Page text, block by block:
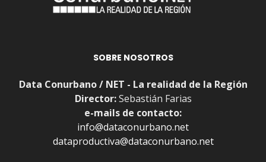
SOBRE NOSOTROS
Data Conurbano / NET - La realidad de la Región
Director:Sebastián Farias
e-mails de contacto:
info@dataconurbano.net
dataproductiva@dataconurbano.net